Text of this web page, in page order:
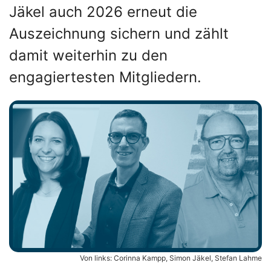
Jäkel auch 2026 erneut die
Auszeichnung sichern und zählt
damit weiterhin zu den
engagiertesten Mitgliedern.
Von links: Corinna Kampp, Simon Jäkel, Stefan Lahme